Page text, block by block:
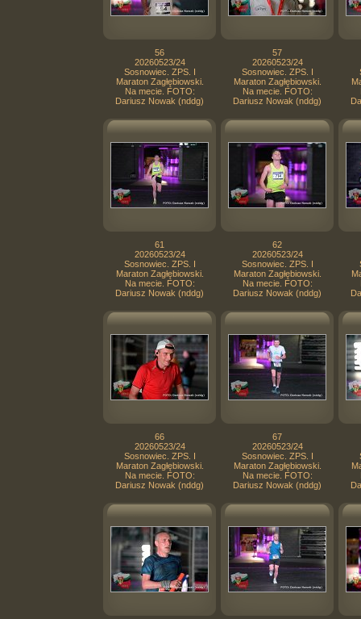
56
20260523/24
Sosnowiec. ZPS. I
Maraton Zagłębiowski.
Na mecie. FOTO:
Dariusz Nowak (nddg)
57
20260523/24
Sosnowiec. ZPS. I
Maraton Zagłębiowski.
Na mecie. FOTO:
Dariusz Nowak (nddg)
61
20260523/24
Sosnowiec. ZPS. I
Maraton Zagłębiowski.
Na mecie. FOTO:
Dariusz Nowak (nddg)
62
20260523/24
Sosnowiec. ZPS. I
Maraton Zagłębiowski.
Na mecie. FOTO:
Dariusz Nowak (nddg)
66
20260523/24
Sosnowiec. ZPS. I
Maraton Zagłębiowski.
Na mecie. FOTO:
Dariusz Nowak (nddg)
67
20260523/24
Sosnowiec. ZPS. I
Maraton Zagłębiowski.
Na mecie. FOTO:
Dariusz Nowak (nddg)